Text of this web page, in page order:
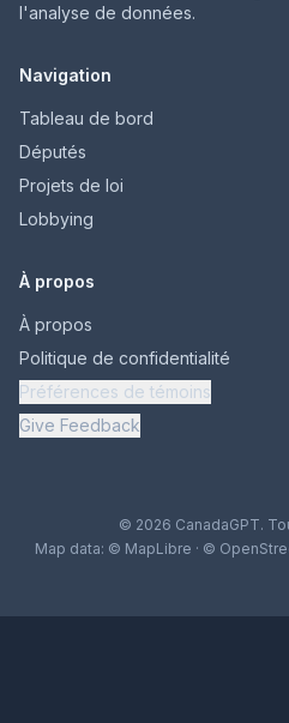
l'analyse de données.
Navigation
Tableau de bord
Députés
Projets de loi
Lobbying
À propos
À propos
Politique de confidentialité
Préférences de témoins
Give Feedback
© 2026 CanadaGPT.
Map data: © MapLibre · ©